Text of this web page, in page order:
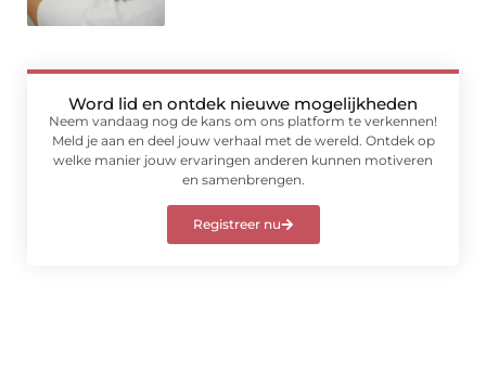
Word lid en ontdek nieuwe mogelijkheden
Neem vandaag nog de kans om ons platform te verkennen!
Meld je aan en deel jouw verhaal met de wereld. Ontdek op
welke manier jouw ervaringen anderen kunnen motiveren
en samenbrengen.
Registreer nu